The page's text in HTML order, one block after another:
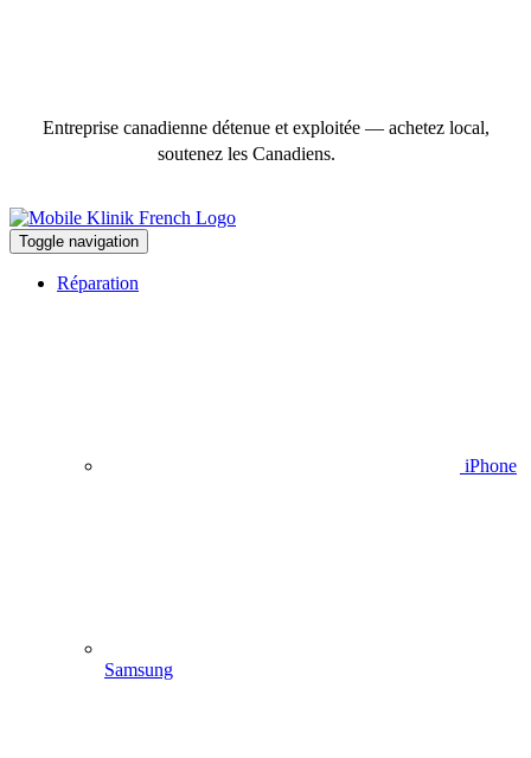
Entreprise canadienne détenue et exploitée — achetez local,
soutenez les Canadiens.
Toggle navigation
Réparation
iPhone
Samsung